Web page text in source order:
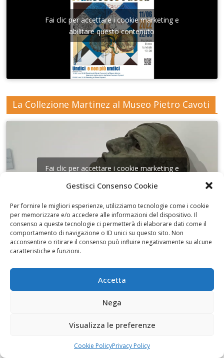
Gestisci Consenso Cookie
Per fornire le migliori esperienze, utilizziamo tecnologie come i cookie
per memorizzare e/o accedere alle informazioni del dispositivo. Il
consenso a queste tecnologie ci permetterà di elaborare dati come il
comportamento di navigazione o ID unici su questo sito. Non
acconsentire o ritirare il consenso può influire negativamente su alcune
caratteristiche e funzioni.
Accetta
Nega
Visualizza le preferenze
Cookie PolicyPrivacy Policy
Fai clic per accettare i cookie marketing e
abilitare questo contenuto
La Collezione Martinez al Museo Pietro Cavoti
Fai clic per accettare i cookie marketing e
I disegni di Martinez
abilitare questo contenuto